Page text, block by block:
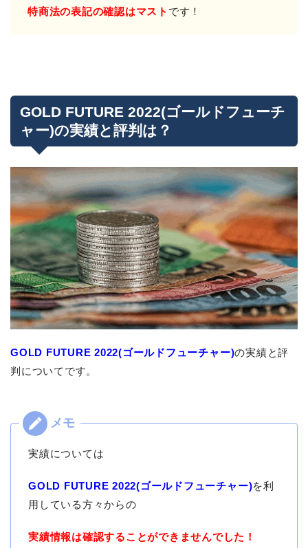
特商法の表記の確認はマスト です！
GOLD FUTURE 2022(ゴールドフューチ
ャー)の実績と評判は？
GOLD FUTURE 2022(ゴールドフューチャー)の実績と評
判についてです。
実績については
GOLD FUTURE 2022(ゴールドフューチャー)を利
用している方々からの
実績情報は確認することができませんでした！